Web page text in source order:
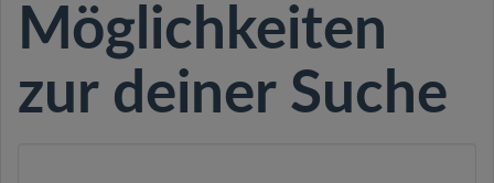
Möglichkeiten
zur deiner Suche
l